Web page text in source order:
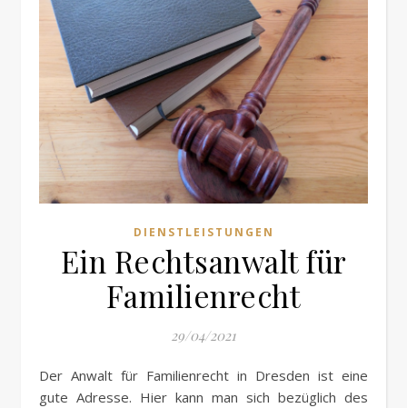
DIENSTLEISTUNGEN
Ein Rechtsanwalt für
Familienrecht
29/04/2021
Der Anwalt für Familienrecht in Dresden ist eine
gute Adresse. Hier kann man sich bezüglich des